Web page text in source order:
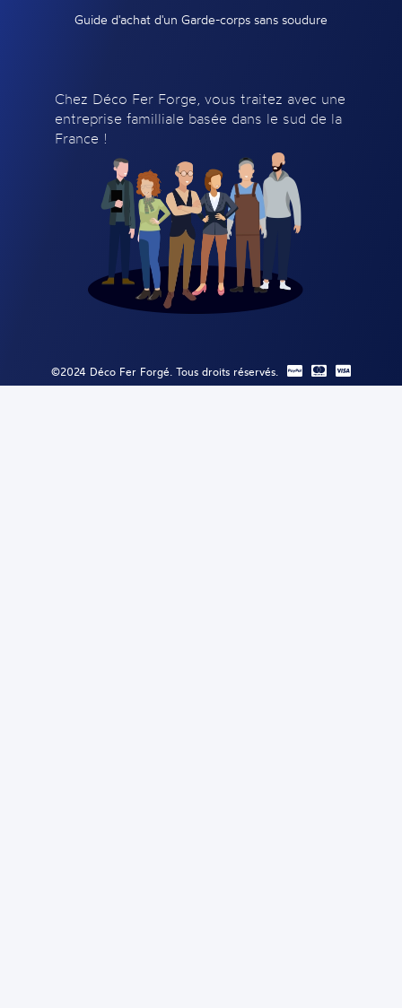
Guide d'achat d'un Garde-corps sans soudure
Chez Déco Fer Forge, vous traitez avec une
entreprise familliale basée dans le sud de la
France !
©2024 Déco Fer Forgé. Tous droits réservés.